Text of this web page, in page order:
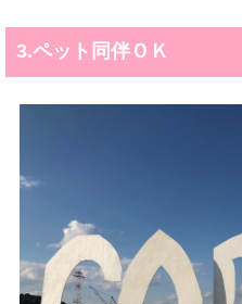
3.ペット同伴ＯＫ